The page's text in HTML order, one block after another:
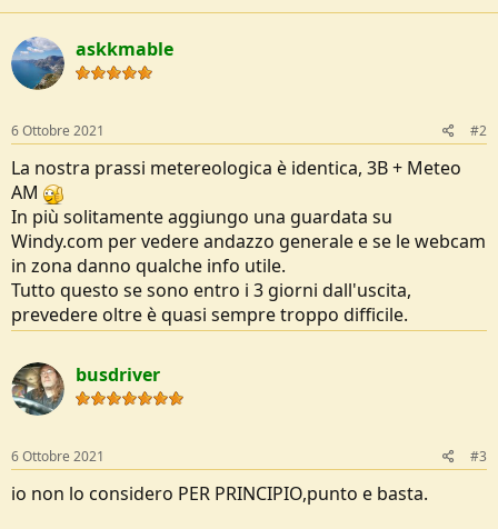
c
i
o
n
askkmable
6 Ottobre 2021 #2
La nostra prassi metereologica è identica, 3B + Meteo
AM
In più solitamente aggiungo una guardata su
Windy.com per vedere andazzo generale e se le webcam
in zona danno qualche info utile.
Tutto questo se sono entro i 3 giorni dall'uscita,
prevedere oltre è quasi sempre troppo difficile.
busdriver
6 Ottobre 2021 #3
io non lo considero PER PRINCIPIO,punto e basta.